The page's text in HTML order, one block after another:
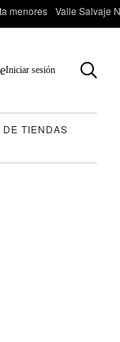
menores Valle Salvaje
Iniciar sesión
DE TIENDAS